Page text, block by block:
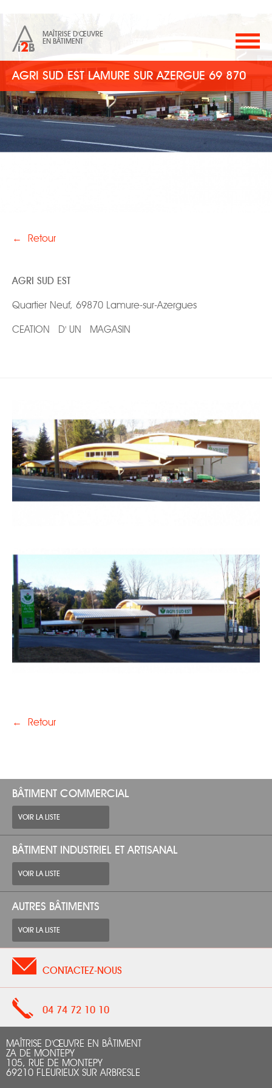
MAÎTRISE D'ŒUVRE
EN BÂTIMENT
AGRI SUD EST LAMURE SUR AZERGUE 69 870
← Retour
AGRI SUD EST
Quartier Neuf, 69870 Lamure-sur-Azergues
CEATION D' UN MAGASIN
← Retour
BÂTIMENT COMMERCIAL
VOIR LA LISTE
BÂTIMENT INDUSTRIEL ET ARTISANAL
VOIR LA LISTE
AUTRES BÂTIMENTS
VOIR LA LISTE
CONTACTEZ-NOUS
04 74 72 10 10
MAÎTRISE D'ŒUVRE EN BÂTIMENT
ZA DE MONTEPY
105, RUE DE MONTEPY
69210 FLEURIEUX SUR ARBRESLE